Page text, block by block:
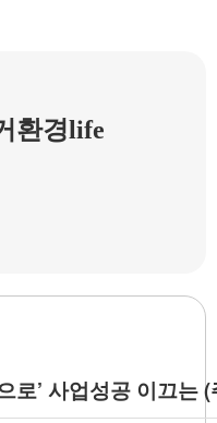
환경life
로’ 사업성공 이끄는